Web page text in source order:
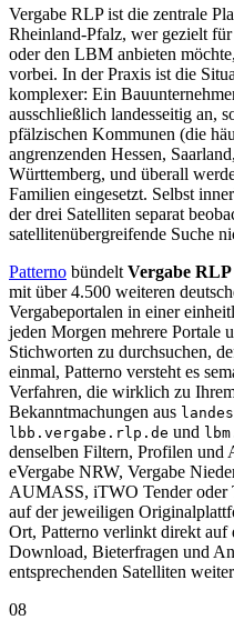
Vergabe RLP ist die zentrale
Rheinland-Pfalz, wer gezielt
oder den LBM anbieten
vorbei. In der Praxis ist die
komplexer: Ein
ausschließlich landesseitig an,
pfälzischen Kommunen (die
angrenzenden Hessen,
Württemberg, und überall
Familien eingesetzt. Selbst
der drei Satelliten separat
satellitenübergreifende Suche
Patterno bündelt Vergabe RLP
mit über 4.500 weiteren
Vergabeportalen in einer
jeden Morgen mehrere Portale
Stichworten zu durchsuchen,
einmal, Patterno versteht es
Verfahren, die wirklich zu
Bekanntmachungen aus
lbb.vergabe.rlp.de und
denselben Filtern, Profilen und
eVergabe NRW, Vergabe
AUMASS, iTWO Tender oder
auf der jeweiligen
Ort, Patterno verlinkt direkt auf
Download, Bieterfragen und
entsprechenden Satelliten
08